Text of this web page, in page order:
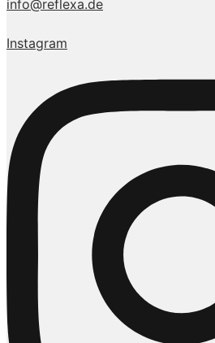
info@reflexa.de
Instagram